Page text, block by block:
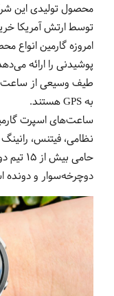
توسط ارتش آمریکا
امروزه گارمین انواع
پوشیدنی را ارائه
طیف وسیعی از
به GPS هستند.
ساعت‌های اسپرت
نظامی، فیتنس،
حامی
دوچرخه‌سوار و